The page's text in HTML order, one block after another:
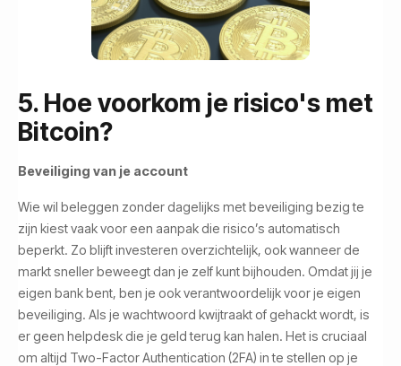
5. Hoe voorkom je risico's met
Bitcoin?
Beveiliging van je account
Wie wil beleggen zonder dagelijks met beveiliging bezig te
zijn kiest vaak voor een aanpak die risico’s automatisch
beperkt. Zo blijft investeren overzichtelijk, ook wanneer de
markt sneller beweegt dan je zelf kunt bijhouden. Omdat jij je
eigen bank bent, ben je ook verantwoordelijk voor je eigen
beveiliging. Als je wachtwoord kwijtraakt of gehackt wordt, is
er geen helpdesk die je geld terug kan halen. Het is cruciaal
om altijd Two-Factor Authentication (2FA) in te stellen op je